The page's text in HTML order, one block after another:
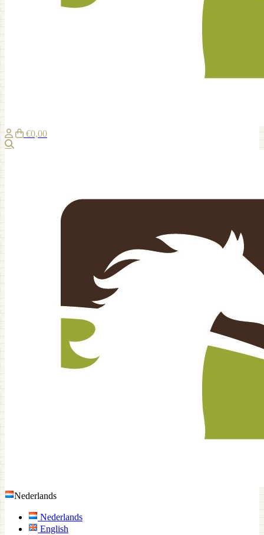
€0,00
Nederlands
Nederlands
English